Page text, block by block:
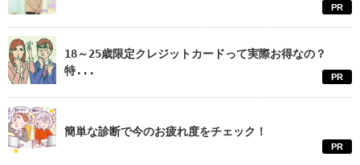
PR
18～25歳限定クレジットカードって実際お得なの？
特...
PR
簡単な診断で今のお疲れ度をチェック！
PR